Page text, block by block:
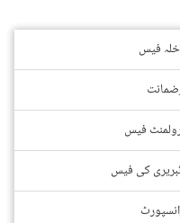
فیس
فیس
کی فیس